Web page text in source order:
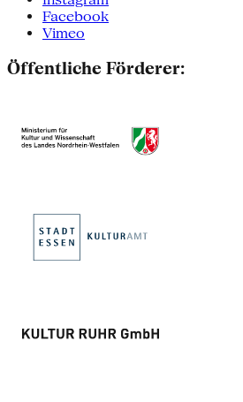
Facebook
Vimeo
Öffentliche Förderer: